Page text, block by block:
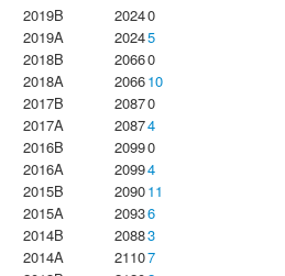
2019B
20240
2019A
20245
2018B
20660
2018A
206610
2017B
20870
2017A
20874
2016B
20990
2016A
20994
2015B
209011
2015A
20936
2014B
20883
2014A
21107